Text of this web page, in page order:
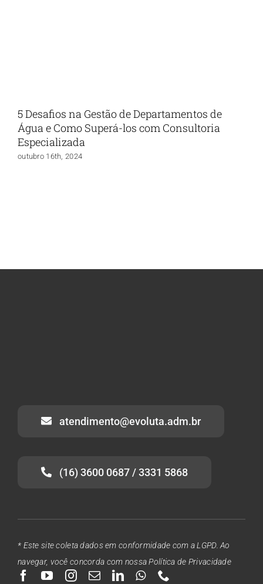
5 Desafios na Gestão de Departamentos de
Água e Como Superá-los com Consultoria
Especializada
outubro 16th, 2024
atendimento@evoluta.adm.br
(16) 3600 0687 / 3331 5868
* Este site coleta dados em conformidade com a LGPD. Ao
navegar, você concorda com nossa Política de Privacidade